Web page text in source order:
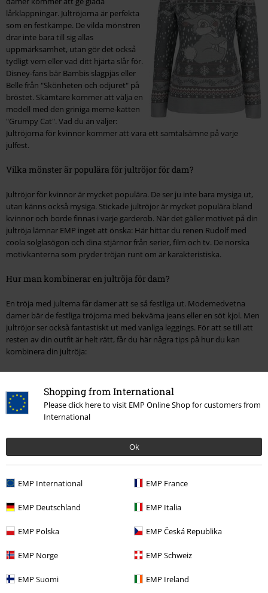
Shopping from International
Please click here to visit EMP Online Shop for customers from
International
Ok
EMP International EMP France
EMP Deutschland EMP Italia
EMP Polska EMP Česká Republika
EMP Norge EMP Schweiz
EMP Suomi EMP Ireland
lårklappningar. Jultröjorna är perfekta
som en festkämpe. De vilda mönstren
drar inte bara till sig allas
uppmärksamhet, utan gör det också
tydligt vem eller vad ditt hjärta slår för.
Disney-fans bär Bambis slagpjäs eller
Belle från "Skönheten och odjuret" på
bröstet. Skämtare kommer att välja en
modell med den griniga meme-katten
"Grumpy Cat". Vad du än väljer:
Jultröjorna för kvinnor kommer att vara ett samtalsämne på varje
julfest.
Vilka mönster är populära för jultröjor för dam?
Jultröjor för kvinnor är mycket populära. De ser ju inte bara mysiga ut,
utan känns också mysiga. Stickade jultröjor är mycket populära bland
kvinnor och borde finnas i varje garderob. När det gäller motivet på din
jultröja lämnar EMP inget att önska: Här hittar du renen Rudolf med
coola solglasögon och dina stjärnor från serier, film och tv. De norska
motivkanterna som pryder tröjan runt om är karakteristiska.
Hur man kombinerar en jultröja för dam?
En tröja med jultema får damer att se så festliga ut. Modemedvetna
damer bär de festliga tröjorna med bekväma jeans eller en söt kjol. Men
jultröjor ser också fantastiskt ut med vanliga leggings. För att se till att
resten av din outfit är helt rätt, får du här några tips på hur du kan
kombinera din jultröja:
En kort klänning är ett utmärkt val för julen. Den ser festlig och feminin
ut och kan ses på alla julbilder. Men om du inte vill frysa för mycket på
strumpbyxor. Om de är enfärgade eller färgglada och har en juldesign är
med en blus. För att lätta upp din look lite. Kombinera dem med en av